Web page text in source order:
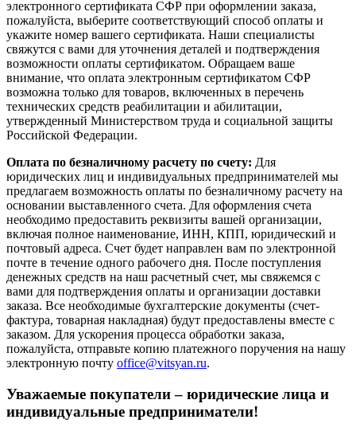
электронного сертификата СФР при оформлении заказа,
пожалуйста, выберите соответствующий способ оплаты и
укажите номер вашего сертификата. Наши специалисты
свяжутся с вами для уточнения деталей и подтверждения
возможности оплаты сертификатом. Обращаем ваше
внимание, что оплата электронным сертификатом СФР
возможна только для товаров, включенных в перечень
технических средств реабилитации и абилитации,
утвержденный Министерством труда и социальной защиты
Российской Федерации.
Оплата по безналичному расчету по счету: Для
юридических лиц и индивидуальных предпринимателей мы
предлагаем возможность оплаты по безналичному расчету на
основании выставленного счета. Для оформления счета
необходимо предоставить реквизиты вашей организации,
включая полное наименование, ИНН, КПП, юридический и
почтовый адреса. Счет будет направлен вам по электронной
почте в течение одного рабочего дня. После поступления
денежных средств на наш расчетный счет, мы свяжемся с
вами для подтверждения оплаты и организации доставки
заказа. Все необходимые бухгалтерские документы (счет-
фактура, товарная накладная) будут предоставлены вместе с
заказом. Для ускорения процесса обработки заказа,
пожалуйста, отправьте копию платежного поручения на нашу
электронную почту office@vitsyan.ru.
Уважаемые покупатели – юридические лица и
индивидуальные предприниматели!